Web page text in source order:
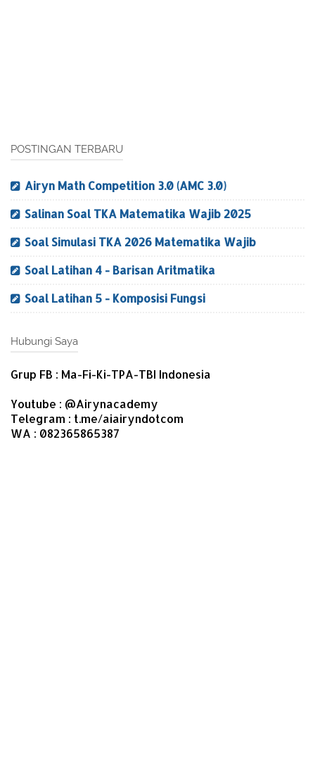
POSTINGAN TERBARU
Airyn Math Competition 3.0 (AMC 3.0)
Salinan Soal TKA Matematika Wajib 2025
Soal Simulasi TKA 2026 Matematika Wajib
Soal Latihan 4 - Barisan Aritmatika
Soal Latihan 5 - Komposisi Fungsi
Hubungi Saya
Grup FB : Ma-Fi-Ki-TPA-TBI Indonesia
Youtube : @Airynacademy
Telegram : t.me/aiairyndotcom
WA : 082365865387